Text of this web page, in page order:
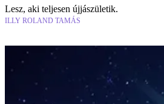
Lesz, aki teljesen újjászületik.
ILLY ROLAND TAMÁS